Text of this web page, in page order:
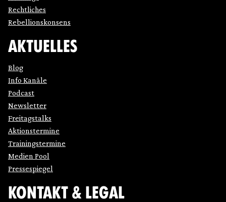
Rechtliches
Rebellionskonsens
AKTUELLES
Blog
Info Kanäle
Podcast
Newsletter
Freitagstalks
Aktionstermine
Trainingstermine
Medien Pool
Pressespiegel
KONTAKT & LEGAL